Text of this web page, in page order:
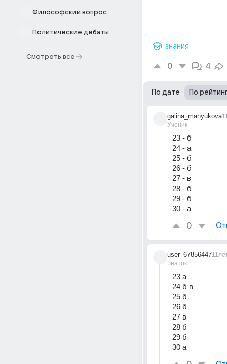
Философский вопрос
Политические дебаты
Смотреть все
знания
0 4
По дате По
galina_manyukova
Ученик
23 - б
24 - а
25 - б
26 - б
27 - в
28 - б
29 - б
30 - а
0
user_67856447
Знаток
23 a
24 б в
25 б
26 б
27 в
28 б
29 б
30 a